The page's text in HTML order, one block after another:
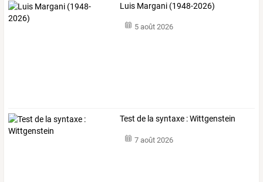
Luis Margani (1948-2026)
5 août 2026
Test de la syntaxe : Wittgenstein
7 août 2026